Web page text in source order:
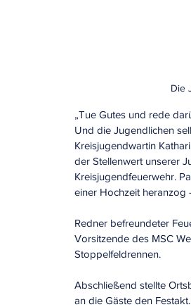
Die
„Tue Gutes und rede
Und die Jugendlichen
Kreisjugendwartin
der Stellenwert unserer
Kreisjugendfeuerwehr.
einer Hochzeit heranzog
Redner befreundeter
Vorsitzende des MSC
Stoppelfeldrennen.
Abschließend stellte
an die Gäste den